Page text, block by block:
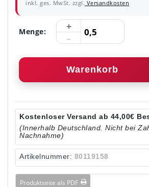
inkl. ges. MwSt. zzgl. Versandkosten
Menge:
Warenkorb
Kostenloser Versand ab 44,00€
(Innerhalb Deutschland. Nicht bei
Nachnahme)
Artikelnummer: 80119158
Produktseite als PDF